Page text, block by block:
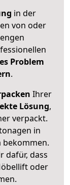
in der
von oder
Problem
.
Ihrer
Lösung,
verpackt.
in
bekommen.
dafür, dass
oder